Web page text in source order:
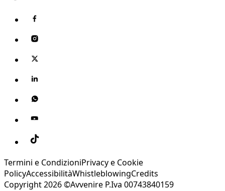
Termini e CondizioniPrivacy e Cookie
PolicyAccessibilitàWhistleblowingCredits
Copyright 2026 ©Avvenire P.Iva 00743840159